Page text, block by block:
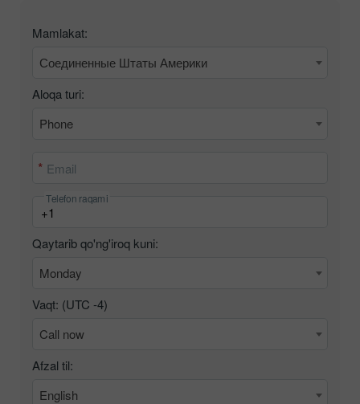
Mamlakat:
Соединенные Штаты Америки
Aloqa turi:
Phone
Email
Telefon raqami
Qaytarib qo'ng'iroq kuni:
Monday
Vaqt: (UTC -4)
Call now
Afzal til:
English